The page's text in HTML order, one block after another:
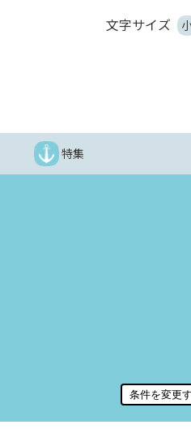
文字サイズ
特集